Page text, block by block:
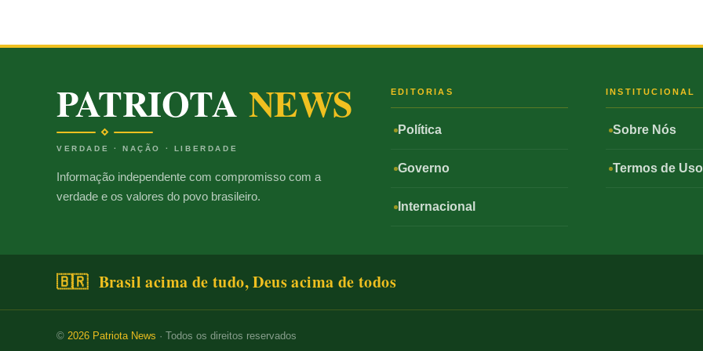
PATRIOTA NEWS
VERDADE · NAÇÃO · LIBERDADE
Informação independente com compromisso com a
verdade e os valores do povo brasileiro.
EDITORIAS
Política
Governo
Internacional
INSTITUCIONAL
Sobre Nós
Termos de Uso
🇧🇷 Brasil acima de tudo, Deus acima de todos
© 2026 Patriota News · Todos os direitos reservados